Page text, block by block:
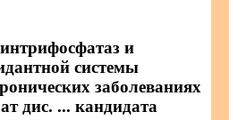
и
системы
заболеваниях
дис. ... кандидата